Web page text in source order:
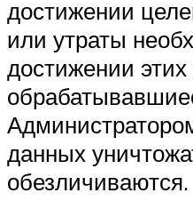
достижении
или утраты
достижении
данных
обезличиваются.